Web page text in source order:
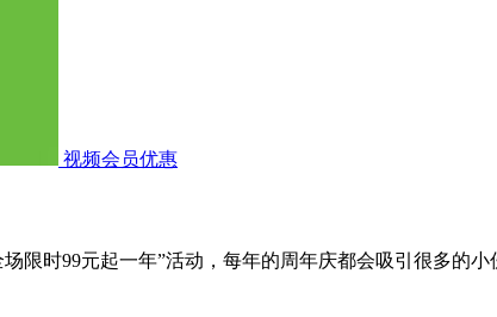
视频会员优惠
限时99元起一年”活动，每年的周年庆都会吸引很多的